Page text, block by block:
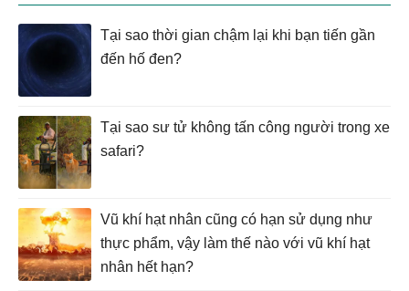
Tại sao thời gian chậm lại khi bạn tiến gần
đến hố đen?
Tại sao sư tử không tấn công người trong xe
safari?
Vũ khí hạt nhân cũng có hạn sử dụng như
thực phẩm, vậy làm thế nào với vũ khí hạt
nhân hết hạn?